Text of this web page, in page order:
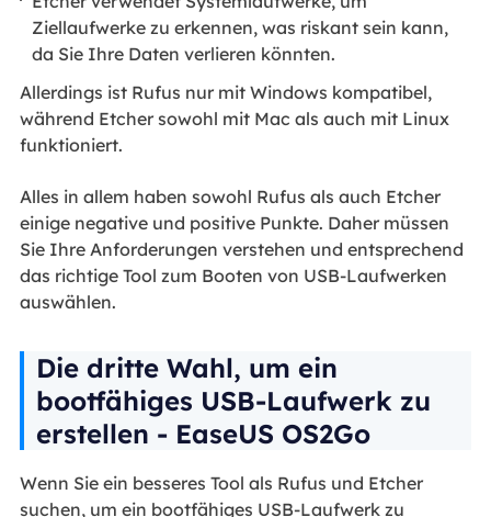
Ziellaufwerke zu erkennen, was riskant sein kann,
da Sie Ihre Daten verlieren könnten.
Allerdings ist Rufus nur mit Windows kompatibel,
während Etcher sowohl mit Mac als auch mit Linux
funktioniert.
Alles in allem haben sowohl Rufus als auch Etcher
einige negative und positive Punkte. Daher müssen
Sie Ihre Anforderungen verstehen und entsprechend
das richtige Tool zum Booten von USB-Laufwerken
auswählen.
Die dritte Wahl, um ein
bootfähiges USB-Laufwerk zu
erstellen - EaseUS OS2Go
Wenn Sie ein besseres Tool als Rufus und Etcher
suchen, um ein bootfähiges USB-Laufwerk zu